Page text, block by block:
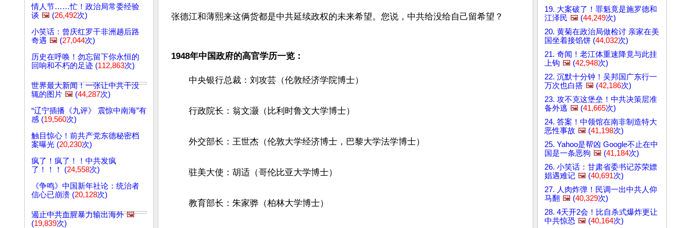
情人节……忙！政治局常委经验
谈 🖼️ (26,492次)
小笑话：曾庆红罗干非洲趟后路
奇遇 🖼️ (27,044次)
历史在呼唤！勿忘留下你永恒的
回响和不朽的足迹 (112,863次)
世界最大新闻！一张让中共干没
辄的图片 🖼️ (44,287次)
“辽宁插播《九评》 震惊中南海”有
感 (19,560次)
触目惊心！前共产党东德秘密档
案曝光 (20,230次)
疯了！疯了！！中共发疯
了！！！ (24,558次)
《争鸣》中国新年社论：统治者
信心已崩溃 (20,128次)
遏止中共血腥暴力输出海外 🖼️
(19,839次)
张德江和薄熙来这俩货都是中共延续政权的未来希望。您说，中共给没给自己留希望？
1948年中国政府的高官学历一览：
中央银行总裁：刘攻芸（伦敦经济学院博士）
行政院长：翁文灏（比利时鲁文大学博士）
外交部长：王世杰（伦敦大学经济博士，巴黎大学法学博士）
驻美大使：胡适（哥伦比亚大学博士）
教育部长：朱家骅（柏林大学博士）
19. 大案破了！罪魁竟是施罗德和
江泽民 🖼️ (44,249次)
20. 黄菊在政治局做检讨 亲家在美
国坐着接馅饼 (44,032次)
21. 奇闻！老江体重速降竟与此挂
上钩 🖼️ (42,948次)
22. 沉默十分钟！吴邦国广东行一
万次也白搭 🖼️ (42,186次)
23. 攻不克这堡垒！中共决策层准
备外逃 🖼️ (41,665次)
24. 答案！中领馆在南非制造特大
恶性事故 🖼️ (41,198次)
25. Yahoo是帮凶 Google不止在中
国是一条恶狗 🖼️ (41,184次)
26. 小笑话：甘肃省委书记苏荣嫖
娼遇难记 🖼️ (40,691次)
27. 人肉炸弹！民调一出中共人仰
马翻 🖼️ (40,329次)
28. 4天开2会！比自杀式爆炸更让
中共惊恐 🖼️ (40,164次)